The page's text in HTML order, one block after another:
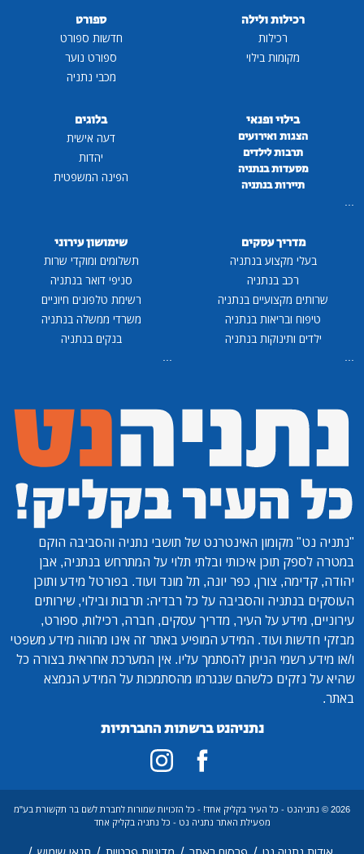
רכילות ולילה
רכילות
מקומות בילוי
ספורט
חדשות ספורט
ספורט נוער
מכבי נתניה
בילוי ופנאי
הצגות ואירועים
תרבות לילדים
מסעדות בנתניה
תיירות בנתניה
...
בלוגים
דעה אישית
יהדות
הפינה המשפטית
מדריך עסקים
בעלי מקצוע בנתניה
רכב בנתניה
שרותים מקצועיים בנתניה
טיפוח ובריאות בנתניה
ילדים ותינוקות בנתניה
...
שימושון עירוני
תשלומים ומוקדי שרות
סניפי דואר בנתניה
רשימת טלפונים חיוניים
משרדי ממשלה בנתניה
בנקים בנתניה
...
"נתניה נט" מקומון האינטרנט של תושבי נתניה והסביבה הוקם
במטרה לספק תוכן איכותי ובלתי תלוי על המתרחש בנתניה, אבן
יהודה, קדימה, צורן, כפר יונה, תל מונד ועוד. בפורטל מידע ותוכן
העוסקים בנתניה והסביבה על כל רבדיה: תרבות ובילוי, שירותים
עירוניים, מידע על העיר, מדריך עסקים, חברה, רכילות, ספורט,
מבזקי חדשות ועוד. המידע המופיע באתר זה אינו מהווה מידע משפטי
ו/או מידע רשמי הניתן להסתמך עליו. אין המערכת אחראית בצורה כל
שהיא על נזקים כלשהם שנגרמו מהסתמכות על המידע הנמצא
באתר.
נתניהנט ברשתות החברתיות
2026 © נתניהנט - כל העיר בקליק אחד! - כל הזכויות שמורות לחברת לשם בר תקשורת בע"מ
מפעילת האתר נתניה נט - כל נתניה בקליק אחד